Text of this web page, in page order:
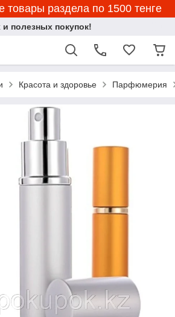
товары раздела по 1500 тенге
полезных покупок!
Красота и здоровье Парфюмерия